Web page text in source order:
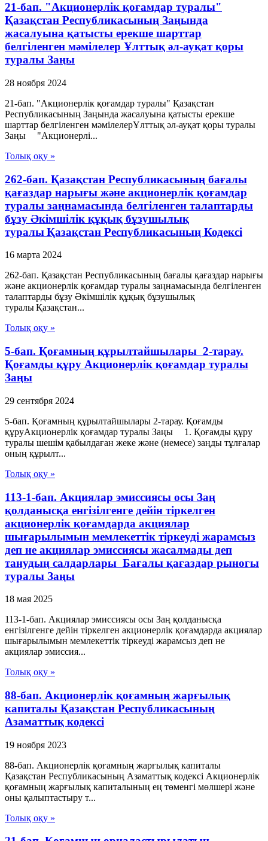
21-бап. "Акционерлік қоғамдар туралы"
Қазақстан Республикасының Заңында
жасалуына қатысты ерекше шарттар
белгіленген мәмілелер Ұлттық әл-ауқат қоры
туралы Заңы
28 ноября 2024
21-бап. "Акционерлік қоғамдар туралы" Қазақстан
Республикасының Заңында жасалуына қатысты ерекше
шарттар белгіленген мәмілелерҰлттық әл-ауқат қоры туралы
Заңы "Акционерлі...
Толық оқу »
262-бап. Қазақстан Республикасының бағалы
қағаздар нарығы және акционерлік қоғамдар
туралы заңнамасында белгiленген талаптарды
бұзу Әкімшілік құқық бұзушылық
туралы Қазақстан Республикасының Кодексі
16 марта 2024
262-бап. Қазақстан Республикасының бағалы қағаздар нарығы
және акционерлік қоғамдар туралы заңнамасында белгiленген
талаптарды бұзу Әкімшілік құқық бұзушылық
туралы Қазақстан...
Толық оқу »
5-бап. Қоғамның құрылтайшылары 2-тарау.
Қоғамды құру Акционерлік қоғамдар туралы
Заңы
29 сентября 2024
5-бап. Қоғамның құрылтайшылары 2-тарау. Қоғамды
құруАкционерлік қоғамдар туралы Заңы 1. Қоғамды құру
туралы шешім қабылдаған жеке және (немесе) заңды тұлғалар
оның құрылт...
Толық оқу »
113-1-бап. Акциялар эмиссиясы осы Заң
қолданысқа енгiзiлгенге дейiн тiркелген
акционерлiк қоғамдарда акциялар
шығарылымын мемлекеттiк тiркеудi жарамсыз
деп не акциялар эмиссиясы жасалмады деп
танудың салдарлары Бағалы қағаздар рыногы
туралы Заңы
18 мая 2025
113-1-бап. Акциялар эмиссиясы осы Заң қолданысқа
енгiзiлгенге дейiн тiркелген акционерлiк қоғамдарда акциялар
шығарылымын мемлекеттiк тiркеудi жарамсыз деп не
акциялар эмиссия...
Толық оқу »
88-бап. Акционерлiк қоғамның жарғылық
капиталы Қазақстан Республикасының
Азаматтық кодексi
19 ноября 2023
88-бап. Акционерлiк қоғамның жарғылық капиталы
Қазақстан Республикасының Азаматтық кодексi Акционерлiк
қоғамның жарғылық капиталының ең төменгi мөлшерi және
оны қалыптастыру т...
Толық оқу »